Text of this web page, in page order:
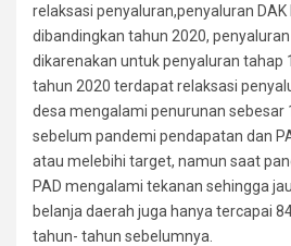
relaksasi penyaluran,penyaluran
dibandingkan tahun 2020, penyaluran
dikarenakan untuk penyaluran tahap
tahun 2020 terdapat relaksasi
desa mengalami penurunan sebesar
sebelum pandemi pendapatan dan
atau melebihi target, namun saat
PAD mengalami tekanan sehingga
belanja daerah juga hanya tercapai
tahun- tahun sebelumnya.